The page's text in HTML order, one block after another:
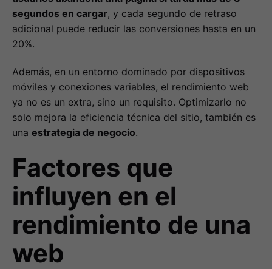
segundos en cargar, y cada segundo de retraso
adicional puede reducir las conversiones hasta en un
20%.
Además, en un entorno dominado por dispositivos
móviles y conexiones variables, el rendimiento web
ya no es un extra, sino un requisito. Optimizarlo no
solo mejora la eficiencia técnica del sitio, también es
una estrategia de negocio.
Factores que
influyen en el
rendimiento de una
web